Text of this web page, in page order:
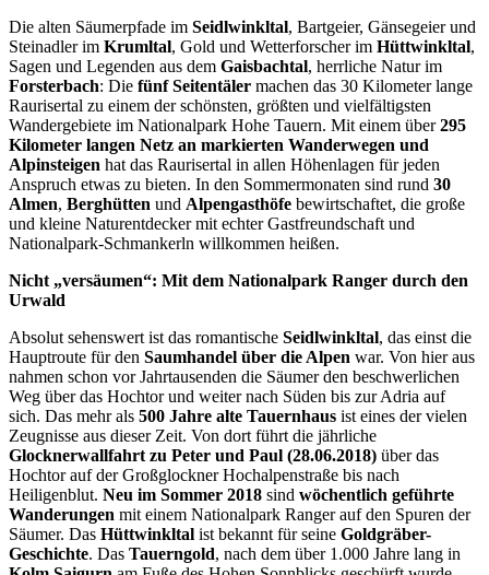
Die alten Säumerpfade im Seidlwinkltal, Bartgeier, Gänsegeier und
Steinadler im Krumltal, Gold und Wetterforscher im Hüttwinkltal,
Sagen und Legenden aus dem Gaisbachtal, herrliche Natur im
Forsterbach: Die fünf Seitentäler machen das 30 Kilometer lange
Raurisertal zu einem der schönsten, größten und vielfältigsten
Wandergebiete im Nationalpark Hohe Tauern. Mit einem über295
Kilometer langen Netz an markierten Wanderwegen und
Alpinsteigen hat das Raurisertal in allen Höhenlagen für jeden
Anspruch etwas zu bieten. In den Sommermonaten sind rund 30
Almen, Berghütten und Alpengasthöfe bewirtschaftet, die große
und kleine Naturentdecker mit echter Gastfreundschaft und
Nationalpark-Schmankerln willkommen heißen.
Nicht „versäumen“: Mit dem Nationalpark Ranger durch den
Urwald
Absolut sehenswert ist das romantische Seidlwinkltal, das einst die
Hauptroute für den Saumhandel über die Alpen war. Von hier aus
nahmen schon vor Jahrtausenden die Säumer den beschwerlichen
Weg über das Hochtor und weiter nach Süden bis zur Adria auf
sich. Das mehr als 500 Jahre alte Tauernhaus ist eines der vielen
Zeugnisse aus dieser Zeit. Von dort führt die jährliche
Glocknerwallfahrt zu Peter und Paul (28.06.2018) über das
Hochtor auf der Großglockner Hochalpenstraße bis nach
Heiligenblut. Neu im Sommer 2018 sind wöchentlich geführte
Wanderungen mit einem Nationalpark Ranger auf den Spuren der
Säumer. Das Hüttwinkltal ist bekannt für seine Goldgräber-
Geschichte. Das Tauerngold, nach dem über 1.000 Jahre lang in